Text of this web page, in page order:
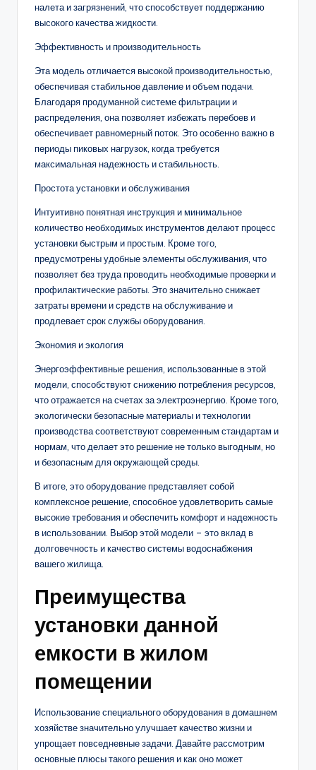
налета и загрязнений, что способствует поддержанию
высокого качества жидкости.
Эффективность и производительность
Эта модель отличается высокой производительностью,
обеспечивая стабильное давление и объем подачи.
Благодаря продуманной системе фильтрации и
распределения, она позволяет избежать перебоев и
обеспечивает равномерный поток. Это особенно важно в
периоды пиковых нагрузок, когда требуется
максимальная надежность и стабильность.
Простота установки и обслуживания
Интуитивно понятная инструкция и минимальное
количество необходимых инструментов делают процесс
установки быстрым и простым. Кроме того,
предусмотрены удобные элементы обслуживания, что
позволяет без труда проводить необходимые проверки и
профилактические работы. Это значительно снижает
затраты времени и средств на обслуживание и
продлевает срок службы оборудования.
Экономия и экология
Энергоэффективные решения, использованные в этой
модели, способствуют снижению потребления ресурсов,
что отражается на счетах за электроэнергию. Кроме того,
экологически безопасные материалы и технологии
производства соответствуют современным стандартам и
нормам, что делает это решение не только выгодным, но
и безопасным для окружающей среды.
В итоге, это оборудование представляет собой
комплексное решение, способное удовлетворить самые
высокие требования и обеспечить комфорт и надежность
в использовании. Выбор этой модели – это вклад в
долговечность и качество системы водоснабжения
вашего жилища.
Преимущества
установки данной
емкости в жилом
помещении
Использование специального оборудования в домашнем
хозяйстве значительно улучшает качество жизни и
упрощает повседневные задачи. Давайте рассмотрим
основные плюсы такого решения и как оно может